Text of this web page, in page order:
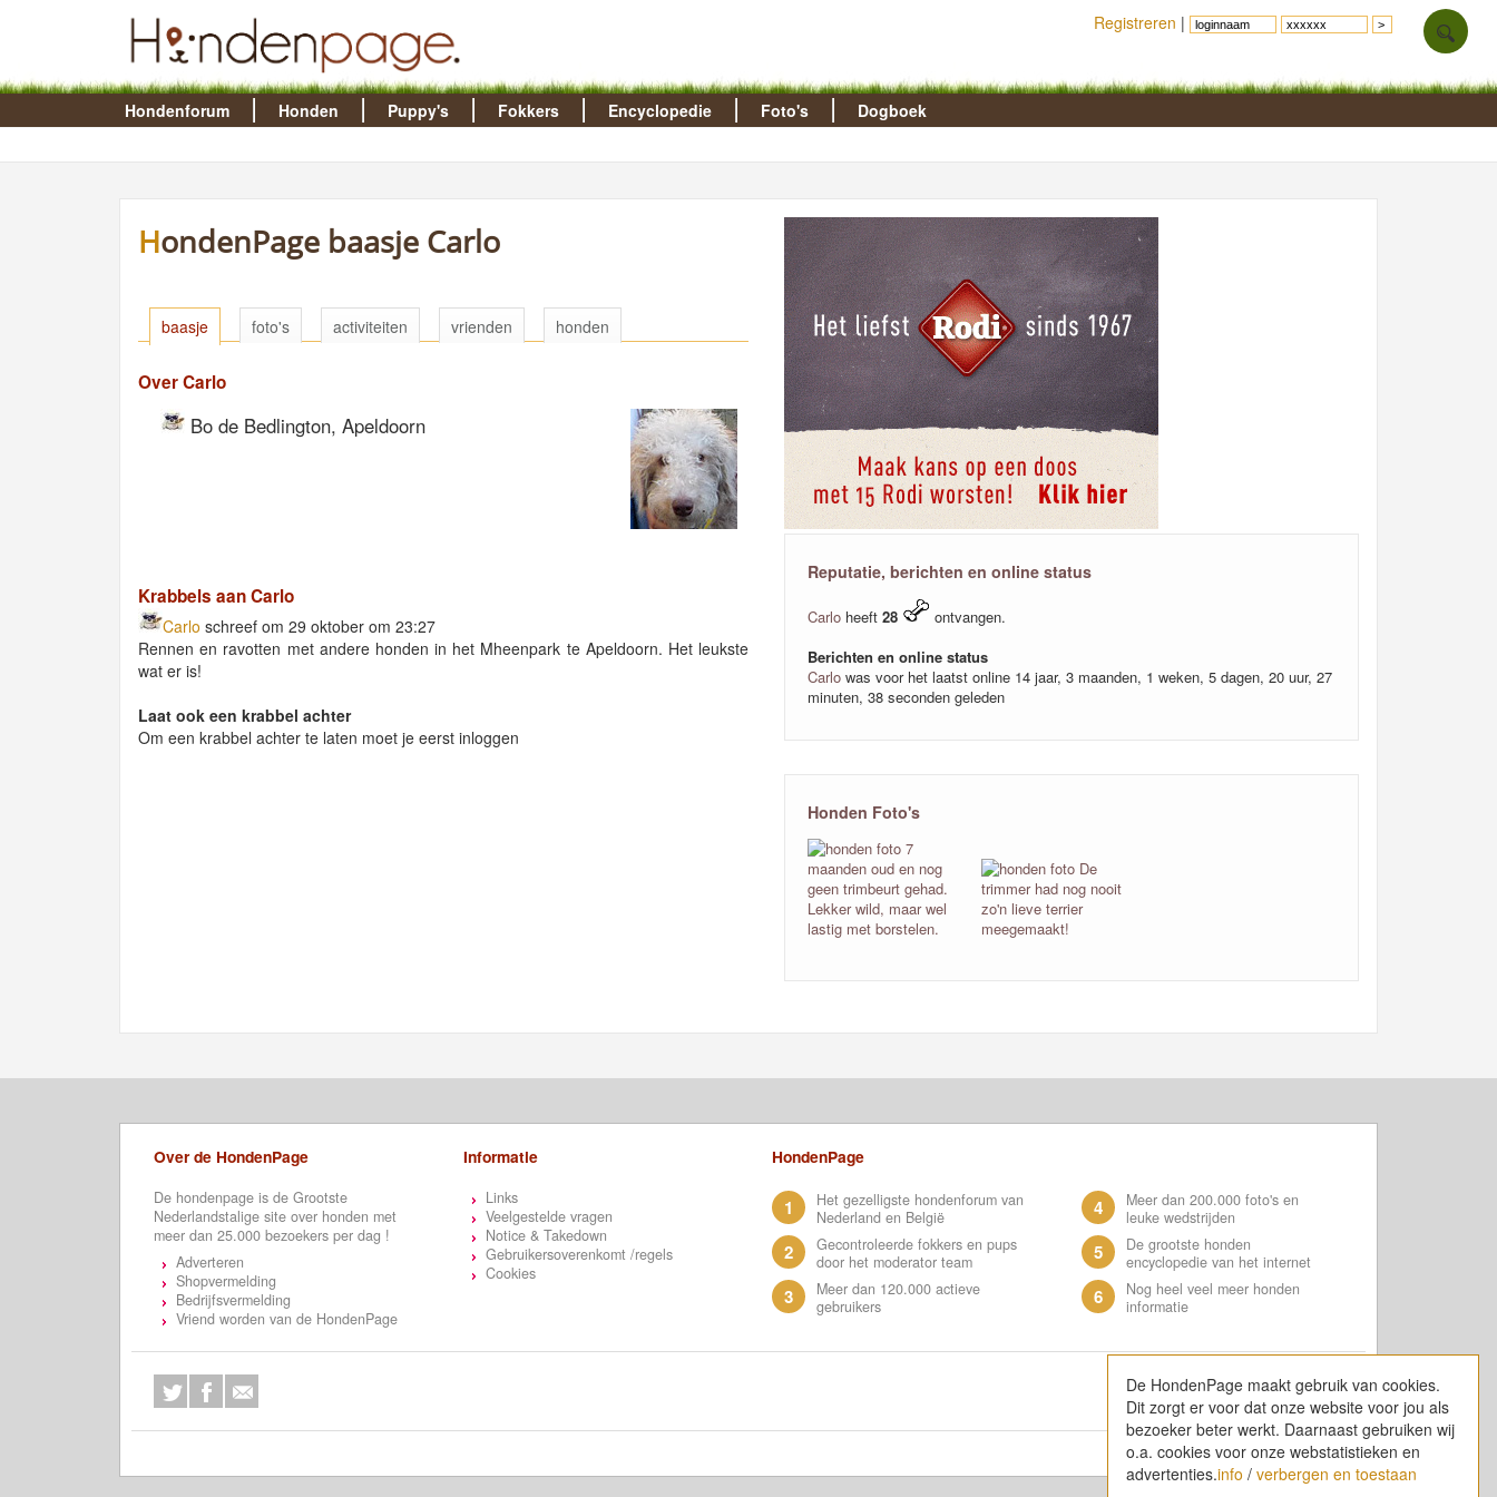
Hondenforum Honden Puppy's Fokkers Encyclopedie Foto's Dogboek
HondenPage baasje Carlo
baasje foto's activiteiten vrienden honden
Over Carlo
Bo de Bedlington, Apeldoorn
Krabbels aan Carlo
Carlo schreef om 29 oktober om 23:27
Rennen en ravotten met andere honden in het Mheenpark te Apeldoorn. Het leukste
wat er is!
Laat ook een krabbel achter
Om een krabbel achter te laten moet je eerst inloggen
Reputatie, berichten en online status
Carlo heeft 28
ontvangen.
Berichten en online status
Carlo was voor het laatst online 14 jaar, 3 maanden, 1 weken, 5 dagen, 20 uur, 27
minuten, 38 seconden geleden
Honden Foto's
Over de HondenPage
De hondenpage is de Grootste
Nederlandstalige site over honden met
meer dan 25.000 bezoekers per dag !
Adverteren
Shopvermelding
Bedrijfsvermelding
Vriend worden van de HondenPage
Informatie
Links
Veelgestelde vragen
Notice & Takedown
Gebruikersoverenkomt /regels
Cookies
HondenPage
1
Het gezelligste hondenforum van
Nederland en België
2
Gecontroleerde fokkers en pups
door het moderator team
3
Meer dan 120.000 actieve
gebruikers
4
Meer dan 200.000 foto's en
leuke wedstrijden
5
De grootste honden
encyclopedie van het internet
6
Nog heel veel meer honden
informatie
De HondenPage maakt gebruik van cookies.
Dit zorgt er voor dat onze website voor jou als
bezoeker beter werkt. Daarnaast gebruiken wij
o.a. cookies voor onze webstatistieken en
advertenties.info / verbergen en toestaan
Registreren |